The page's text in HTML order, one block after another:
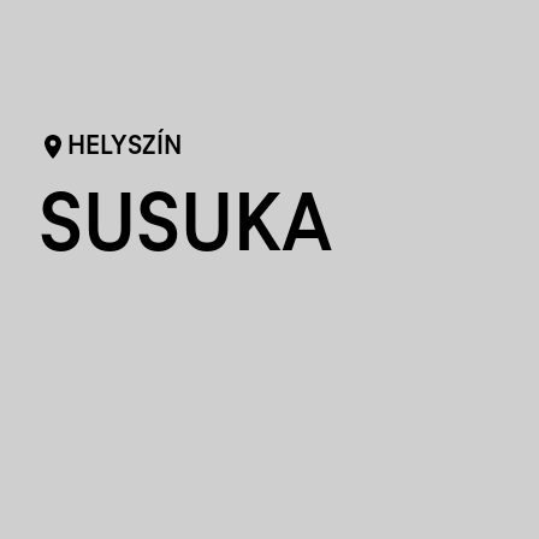
HELYSZÍN
SUSUKA